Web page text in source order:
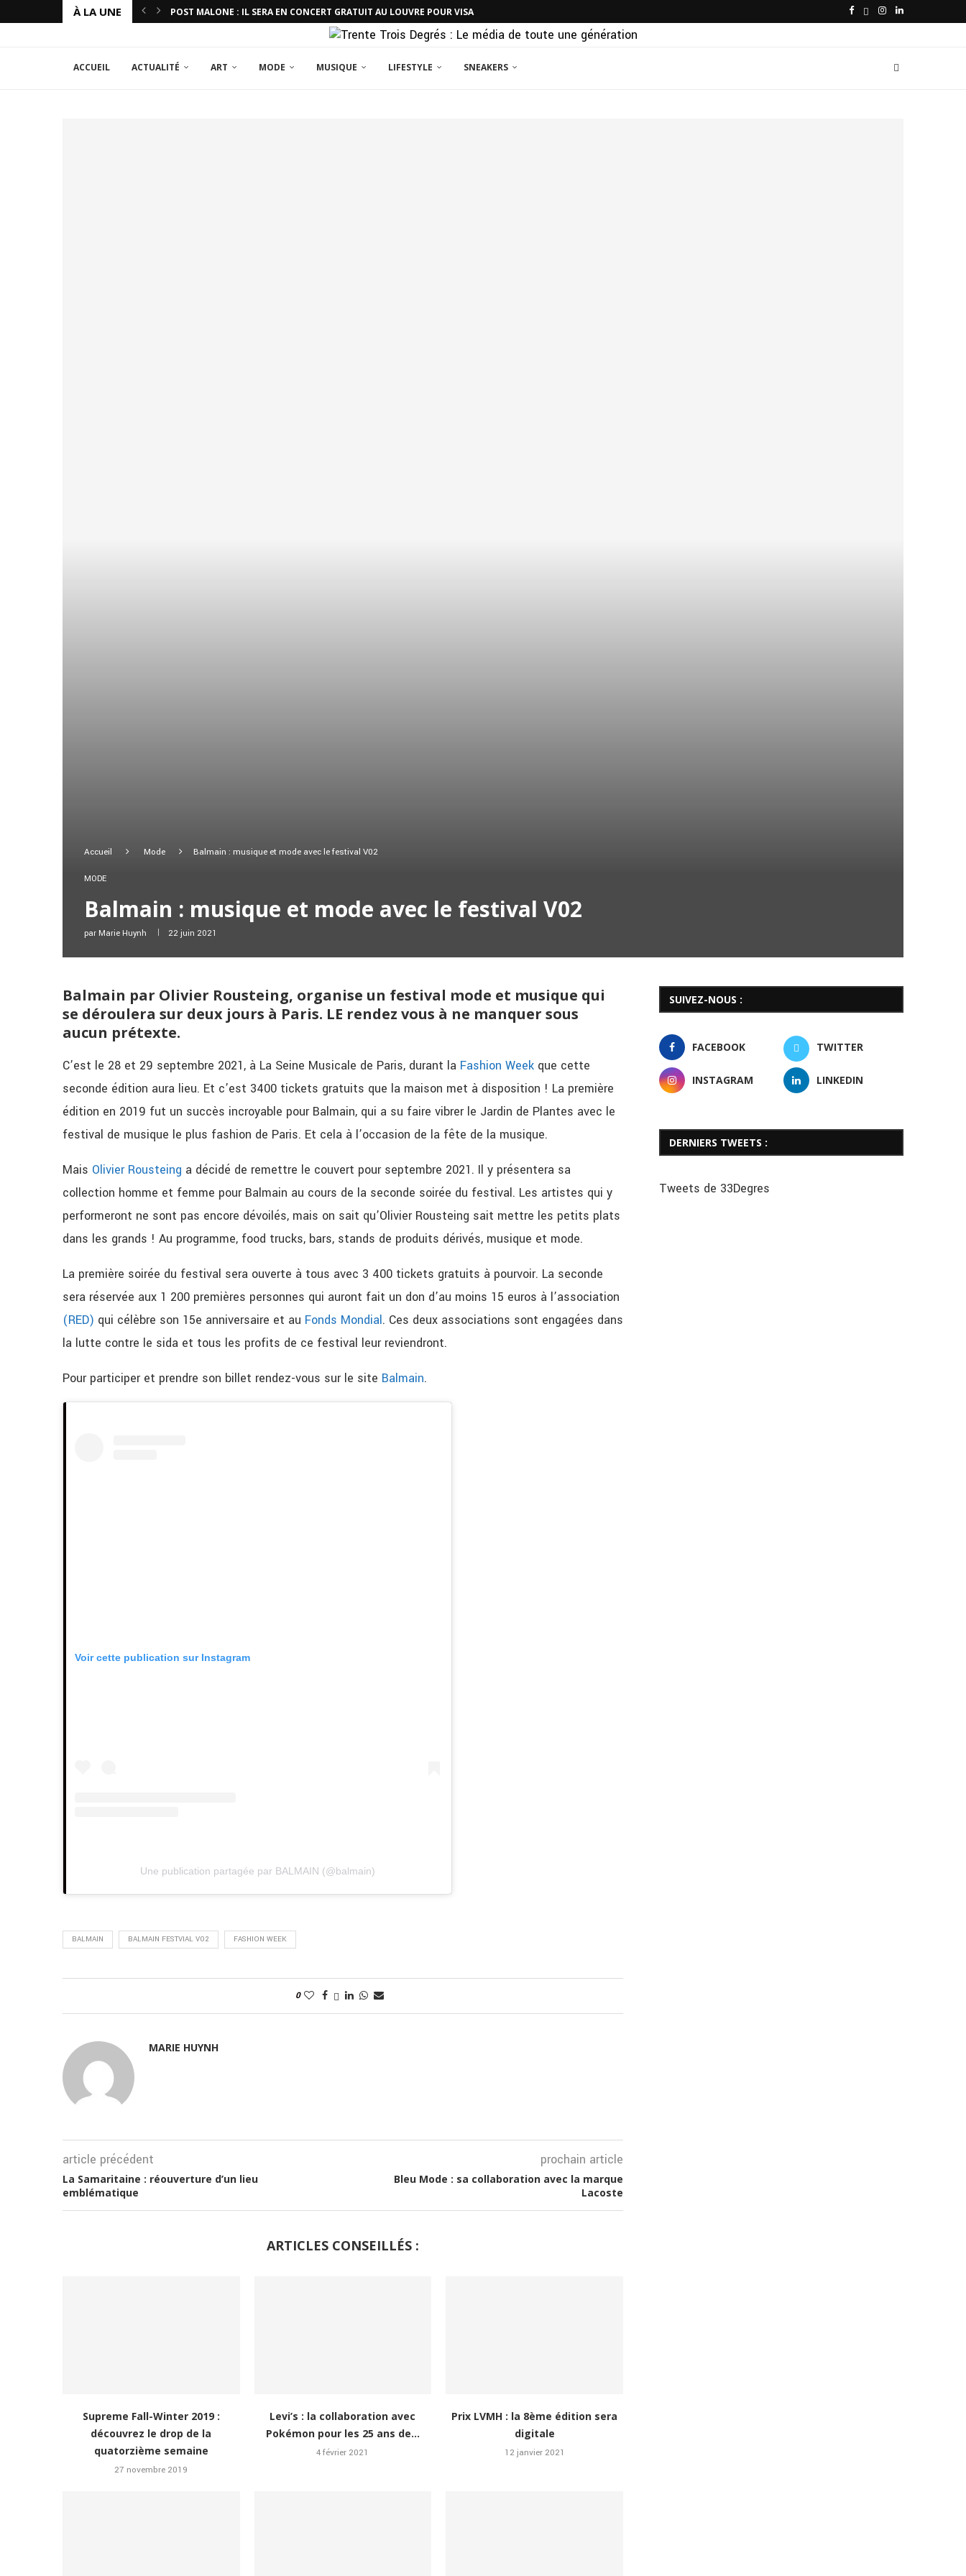
À LA UNE POST MALONE : IL SERA EN CONCERT GRATUIT AU LOUVRE POUR VISA
ACCUEIL ACTUALITÉ ART MODE MUSIQUE LIFESTYLE SNEAKERS
Accueil Mode Balmain : musique et mode avec le festival V02
MODE
Balmain : musique et mode avec le festival V02
par Marie Huynh 22 juin 2021
Balmain par Olivier Rousteing, organise un festival mode et musique qui
se déroulera sur deux jours à Paris. LE rendez vous à ne manquer sous
aucun prétexte.
C’est le 28 et 29 septembre 2021, à La Seine Musicale de Paris, durant la Fashion Week que cette
seconde édition aura lieu. Et c’est 3400 tickets gratuits que la maison met à disposition ! La première
édition en 2019 fut un succès incroyable pour Balmain, qui a su faire vibrer le Jardin de Plantes avec le
festival de musique le plus fashion de Paris. Et cela à l’occasion de la fête de la musique.
Mais Olivier Rousteing a décidé de remettre le couvert pour septembre 2021. Il y présentera sa
collection homme et femme pour Balmain au cours de la seconde soirée du festival. Les artistes qui y
performeront ne sont pas encore dévoilés, mais on sait qu’Olivier Rousteing sait mettre les petits plats
dans les grands ! Au programme, food trucks, bars, stands de produits dérivés, musique et mode.
La première soirée du festival sera ouverte à tous avec 3 400 tickets gratuits à pourvoir. La seconde
sera réservée aux 1 200 premières personnes qui auront fait un don d’au moins 15 euros à l’association
(RED) qui célèbre son 15e anniversaire et au Fonds Mondial. Ces deux associations sont engagées dans
la lutte contre le sida et tous les profits de ce festival leur reviendront.
Pour participer et prendre son billet rendez-vous sur le site Balmain.
Voir cette publication sur Instagram
Une publication partagée par BALMAIN (@balmain)
BALMAIN BALMAIN FESTVIAL V02 FASHION WEEK
0
MARIE HUYNH
article précédent
La Samaritaine : réouverture d’un lieu
emblématique
prochain article
Bleu Mode : sa collaboration avec la marque
Lacoste
ARTICLES CONSEILLÉS :
Supreme Fall-Winter 2019 :
découvrez le drop de la
quatorzième semaine
27 novembre 2019
Levi’s : la collaboration avec
Pokémon pour les 25 ans de...
4 février 2021
Prix LVMH : la 8ème édition sera
digitale
12 janvier 2021
SUIVEZ-NOUS :
FACEBOOK TWITTER
INSTAGRAM LINKEDIN
DERNIERS TWEETS :
Tweets de 33Degres